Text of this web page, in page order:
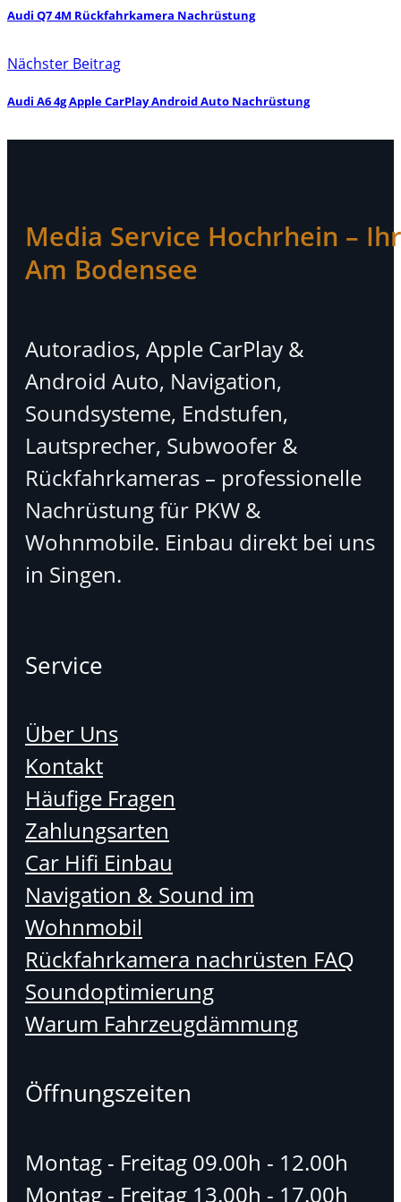
Audi Q7 4M Rückfahrkamera Nachrüstung
Nächster Beitrag
Audi A6 4g Apple CarPlay Android Auto Nachrüstung
Media Service Hochrhein –
Am Bodensee
Autoradios, Apple CarPlay &
Android Auto, Navigation,
Soundsysteme, Endstufen,
Lautsprecher, Subwoofer &
Rückfahrkameras – professionelle
Nachrüstung für PKW &
Wohnmobile. Einbau direkt bei uns
in Singen.
Service
Über Uns
Kontakt
Häufige Fragen
Zahlungsarten
Car Hifi Einbau
Navigation & Sound im
Wohnmobil
Rückfahrkamera nachrüsten FAQ
Soundoptimierung
Warum Fahrzeugdämmung
Öffnungszeiten
Montag - Freitag 09.00h - 12.00h
Montag - Freitag 13.00h - 17.00h